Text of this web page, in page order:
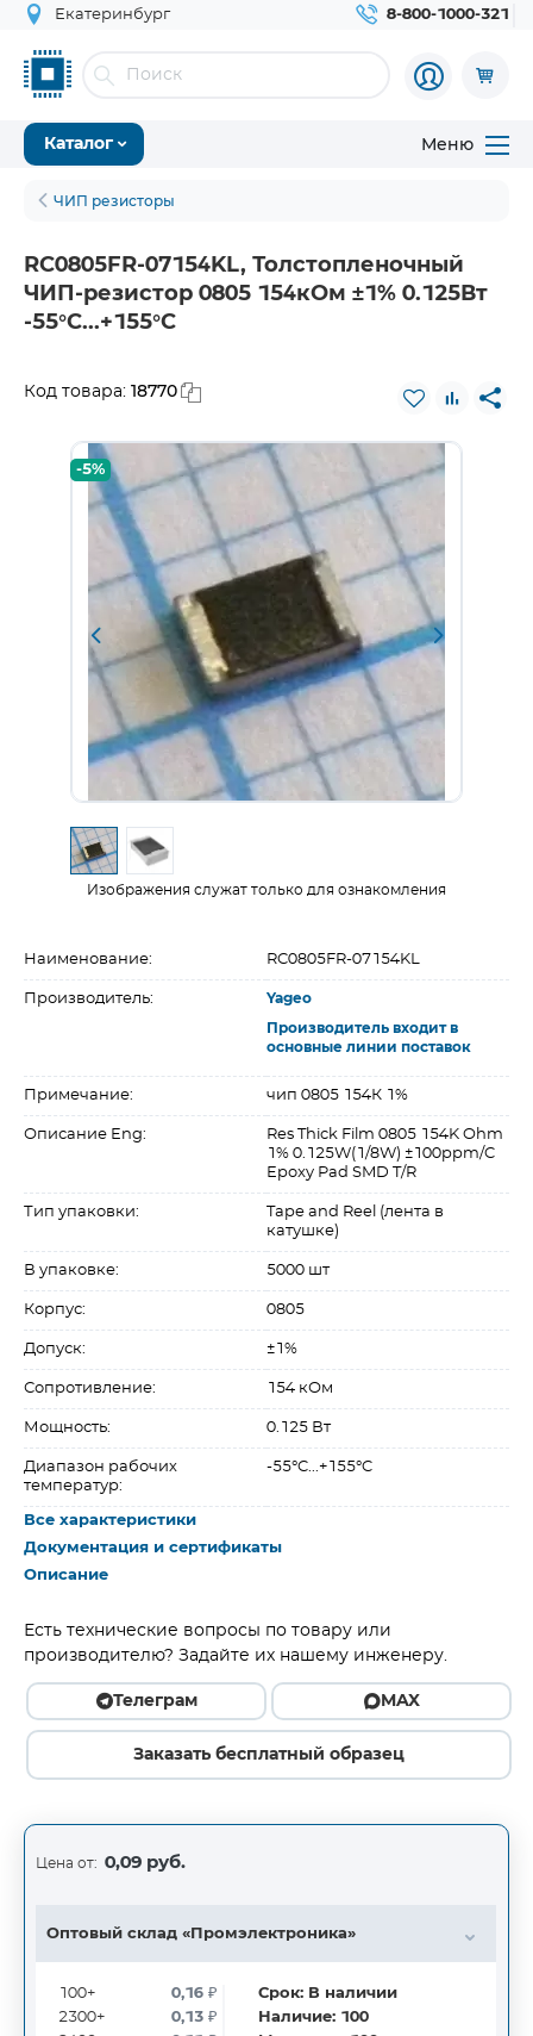
Екатеринбург 8-800-1000-321
Каталог Меню
ЧИП резисторы
RC0805FR-07154KL, Толстопленочный
ЧИП-резистор 0805 154кОм ±1% 0.125Вт
-55°С...+155°С
Код товара: 18770
-5%
Изображения служат только для ознакомления
Наименование: RC0805FR-07154KL
Производитель: Yageo
Производитель входит в
основные линии поставок
Примечание: чип 0805 154К 1%
Описание Eng:
Res Thick Film 0805 154K Ohm
1% 0.125W(1/8W) ±100ppm/C
Epoxy Pad SMD T/R
Тип упаковки:
Tape and Reel (лента в
катушке)
В упаковке: 5000 шт
Корпус: 0805
Допуск: ±1%
Сопротивление: 154 кОм
Мощность: 0.125 Вт
Диапазон рабочих
температур:
-55°C...+155°C
Все характеристики
Документация и сертификаты
Описание
Есть технические вопросы по товару или
производителю? Задайте их нашему инженеру.
Телеграм MAX
Заказать бесплатный образец
Цена от: 0,09 руб.
Оптовый склад «Промэлектроника»
100+
2300+
0,16₽
0,13₽
Срок: В наличии
Наличие: 100